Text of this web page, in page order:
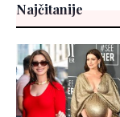
Najčitanije